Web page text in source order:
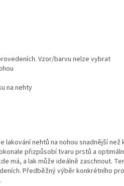
Vzor/barvu nelze vybrat
na nehty
lakování nehtů na nohou snadnější než
přizpůsobí tvaru prstů a
má, a lak může ideálně zaschnout.
Předběžný výběr konkrétního